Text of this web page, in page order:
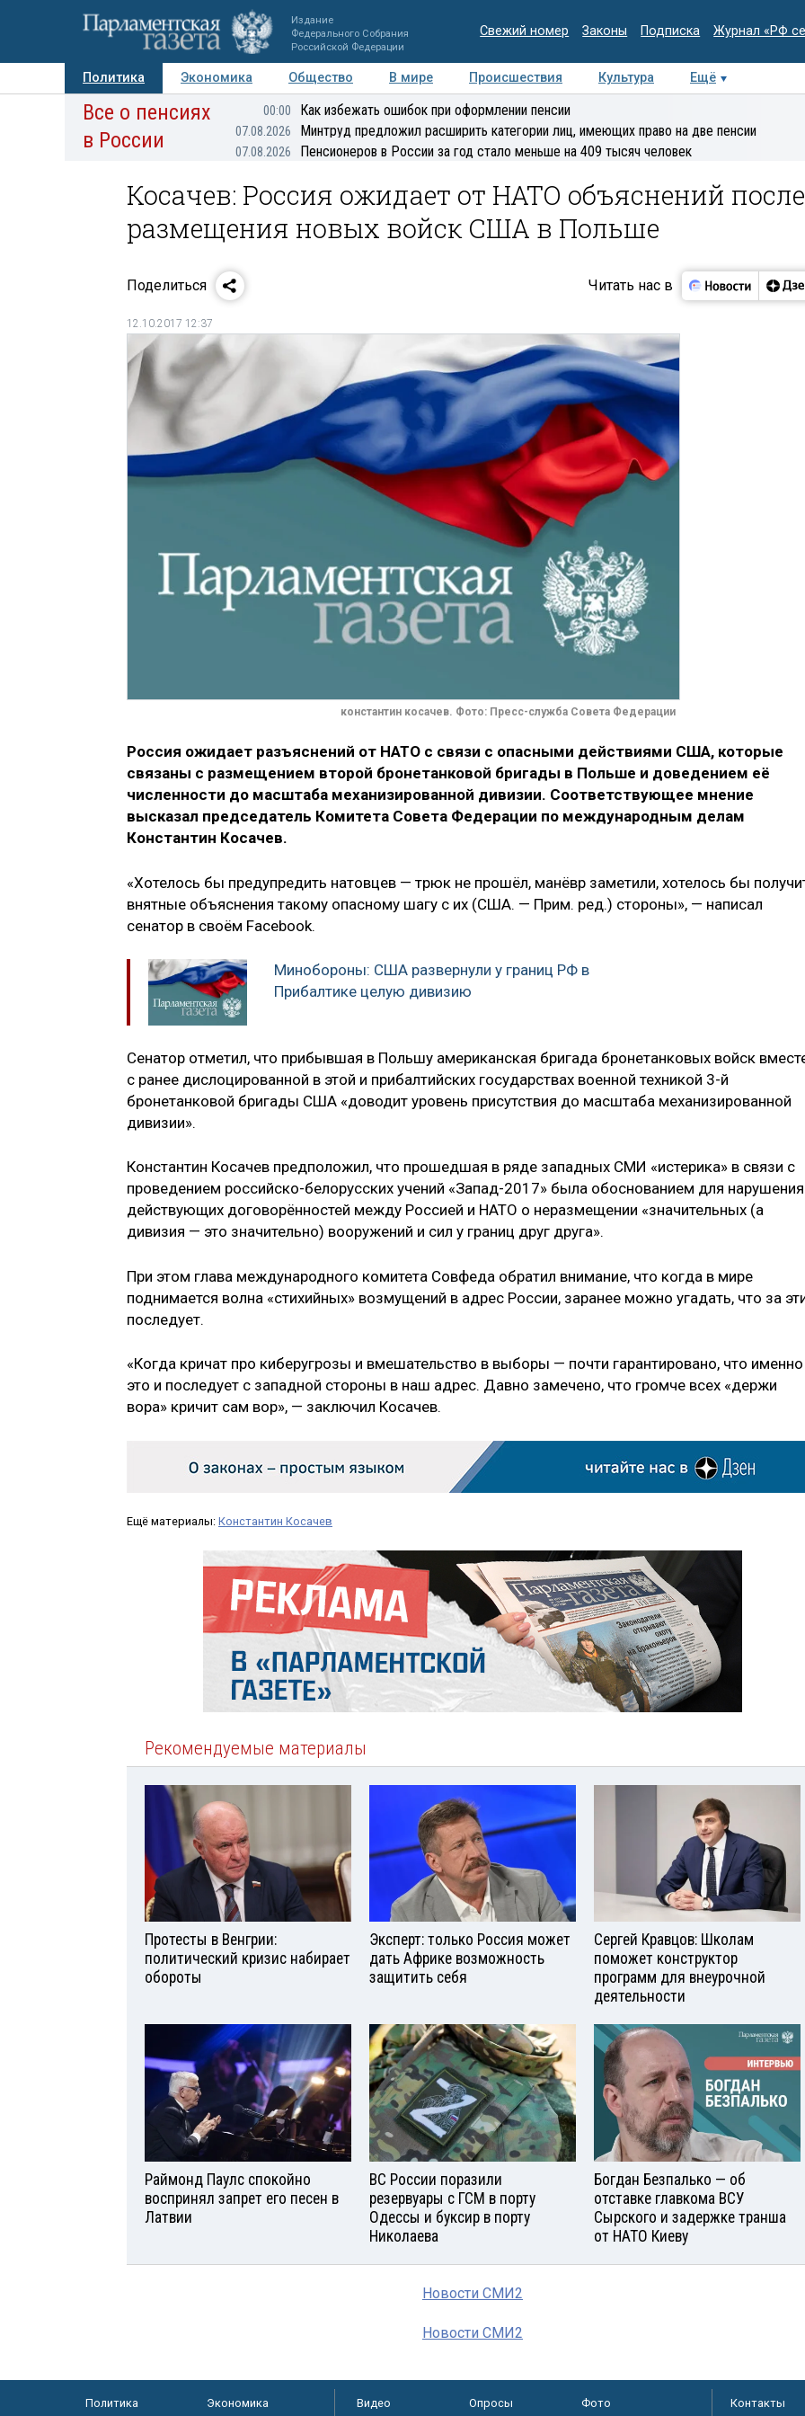
Издание
Федерального Собрания
Российской Федерации
Свежий номер Законы Подписка Журнал «РФ
Политика Экономика Общество В мире Происшествия Культура
Ещё
Авторы Персоны Мнения Регионы Медиацентр Интервью
Все о пенсиях
в России
00:00 Как избежать ошибок при оформлении пенсии
07.08.2026 Минтруд предложил расширить категории лиц, имеющих право на две пенсии
07.08.2026 Пенсионеров в России за год стало меньше на 409 тысяч человек
Косачев: Россия ожидает от НАТО объяснений после
размещения новых войск США в Польше
Поделиться Читать нас в
12.10.2017 12:37
константин косачев. Фото: Пресс-служба Совета Федерации
Россия ожидает разъяснений от НАТО с связи с опасными действиями США, которые
связаны с размещением второй бронетанковой бригады в Польше и доведением её
численности до масштаба механизированной дивизии. Соответствующее мнение
высказал председатель Комитета Совета Федерации по международным делам
Константин Косачев.
«Хотелось бы предупредить натовцев — трюк не прошёл, манёвр заметили, хотелось бы
внятные объяснения такому опасному шагу с их (США. — Прим. ред.) стороны», — написал
сенатор в своём Facebook.
Минобороны: США развернули у границ РФ в
Прибалтике целую дивизию
Сенатор отметил, что прибывшая в Польшу американская бригада бронетанковых войск
с ранее дислоцированной в этой и прибалтийских государствах военной техникой 3-й
бронетанковой бригады США «доводит уровень присутствия до масштаба механизированной
дивизии».
Константин Косачев предположил, что прошедшая в ряде западных СМИ «истерика» в связи с
проведением российско-белорусских учений «Запад-2017» была обоснованием для нарушения
действующих договорённостей между Россией и НАТО о неразмещении «значительных (а
дивизия — это значительно) вооружений и сил у границ друг друга».
При этом глава международного комитета Совфеда обратил внимание, что когда в мире
поднимается волна «стихийных» возмущений в адрес России, заранее можно угадать, что за
последует.
«Когда кричат про киберугрозы и вмешательство в выборы — почти гарантировано, что именно
это и последует с западной стороны в наш адрес. Давно замечено, что громче всех «держи
вора» кричит сам вор», — заключил Косачев.
Ещё материалы: Константин Косачев
Рекомендуемые материалы
Протесты в Венгрии:
политический кризис набирает
обороты
Эксперт: только Россия может
дать Африке возможность
защитить себя
Сергей Кравцов: Школам
поможет конструктор
программ для внеурочной
деятельности
Раймонд Паулс спокойно
воспринял запрет его песен в
Латвии
ВС России поразили
резервуары с ГСМ в порту
Одессы и буксир в порту
Николаева
Богдан Безпалько — об
отставке главкома ВСУ
Сырского и задержке транша
от НАТО Киеву
Новости СМИ2
Новости СМИ2
Политика Экономика Видео Опросы Фото Контакты